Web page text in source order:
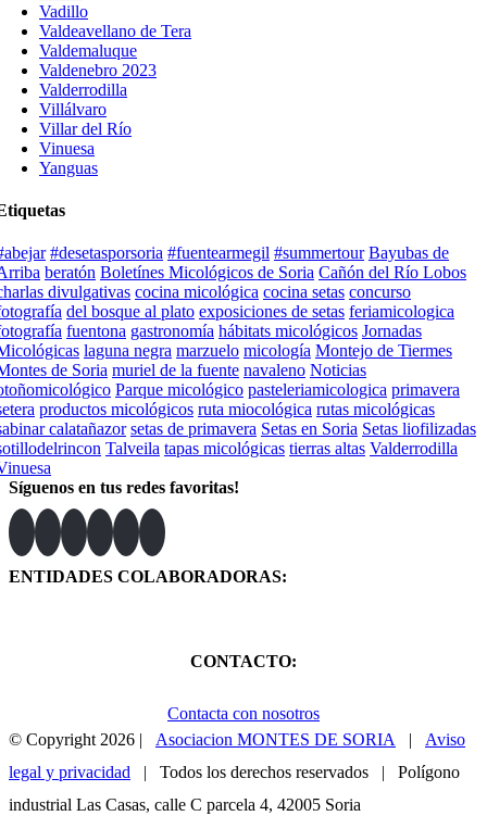
Vadillo
Valdeavellano de Tera
Valdemaluque
Valdenebro 2023
Valderrodilla
Villálvaro
Villar del Río
Vinuesa
Yanguas
#desetasporsoria #fuentearmegil #summertour Bayubas de
beratón Boletínes Micológicos de Soria Cañón del Río Lobos
divulgativas cocina micológica cocina setas concurso
del bosque al plato exposiciones de setas feriamicologica
fuentona gastronomía hábitats micológicos Jornadas
laguna negra marzuelo micología Montejo de Tiermes
de Soria muriel de la fuente navaleno Noticias
Parque micológico pasteleriamicologica primavera
productos micológicos ruta miocológica rutas micológicas
calatañazor setas de primavera Setas en Soria Setas liofilizadas
Talveila tapas micológicas tierras altas Valderrodilla
Síguenos en tus redes favoritas!
ENTIDADES COLABORADORAS:
CONTACTO:
Contacta con nosotros
© Copyright 2026 | Asociacion MONTES DE SORIA | Aviso
legal y privacidad | Todos los derechos reservados | Polígono
industrial Las Casas, calle C parcela 4, 42005 Soria